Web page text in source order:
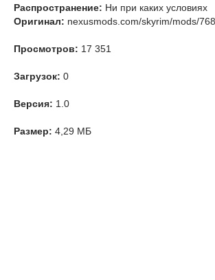
Распространение: Ни при каких условиях
Оригинал: nexusmods.com/skyrim/mods/
Просмотров: 17 351
Загрузок: 0
Версия: 1.0
Размер: 4,29 МБ